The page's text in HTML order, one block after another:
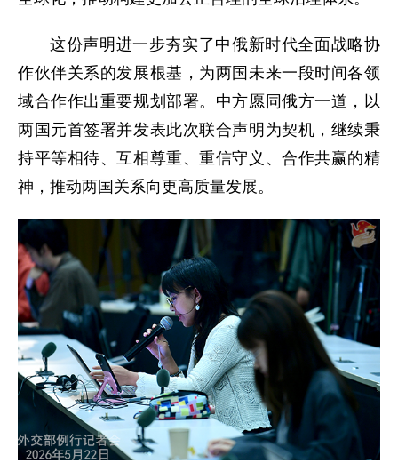
这份声明进一步夯实了中俄新时代全面战略协
作伙伴关系的发展根基，为两国未来一段时间各领
域合作作出重要规划部署。中方愿同俄方一道，以
两国元首签署并发表此次联合声明为契机，继续秉
持平等相待、互相尊重、重信守义、合作共赢的精
神，推动两国关系向更高质量发展。